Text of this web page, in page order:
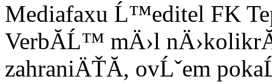
Mediafaxu Ĺ™editel FK
VerbĂ­Ĺ™ mÄ›l
zahraniÄŤĂ­, ovĹˇem